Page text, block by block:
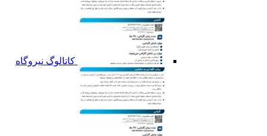
کاتالوگ نیروگاه